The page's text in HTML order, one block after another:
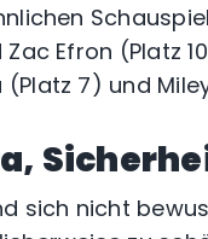
Efron (Platz
(Platz 7) und
sich nicht